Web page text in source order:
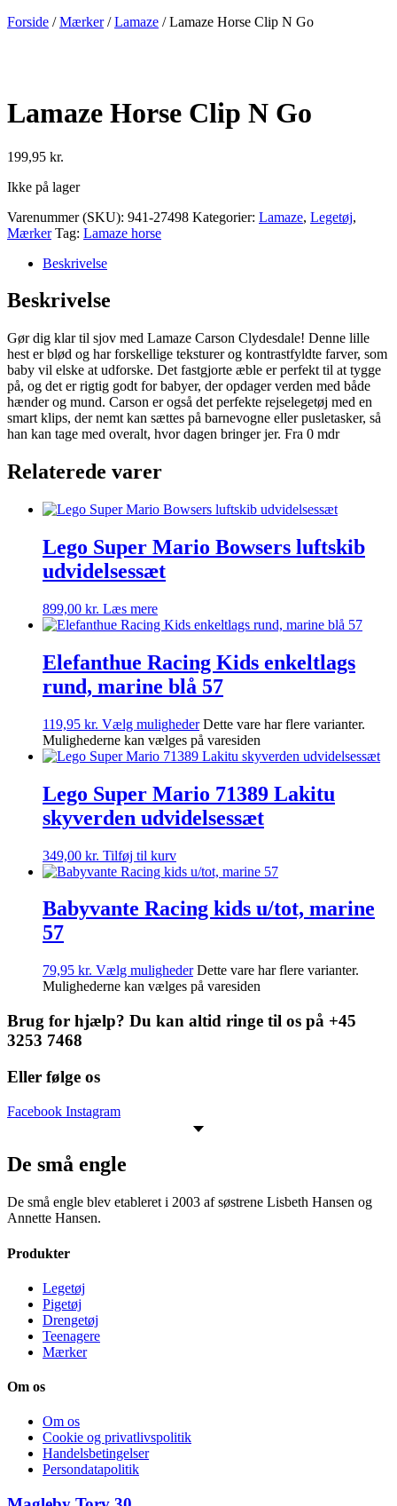
Forside /Mærker/Lamaze / Lamaze Horse Clip N Go
Lamaze Horse Clip N Go
199,95 kr.
Ikke på lager
Varenummer (SKU): 941-27498 Kategorier: Lamaze, Legetøj,
Mærker Tag: Lamaze horse
Beskrivelse
Beskrivelse
Gør dig klar til sjov med Lamaze Carson Clydesdale! Denne lille
hest er blød og har forskellige teksturer og kontrastfyldte farver, som
baby vil elske at udforske. Det fastgjorte æble er perfekt til at tygge
på, og det er rigtig godt for babyer, der opdager verden med både
hænder og mund. Carson er også det perfekte rejselegetøj med en
smart klips, der nemt kan sættes på barnevogne eller pusletasker, så
han kan tage med overalt, hvor dagen bringer jer. Fra 0 mdr
Relaterede varer
Lego Super Mario Bowsers luftskib
udvidelsessæt
899,00 kr. Læs mere
Elefanthue Racing Kids enkeltlags
rund, marine blå 57
119,95 kr. Vælg muligheder Dette vare har flere varianter.
Mulighederne kan vælges på varesiden
Lego Super Mario 71389 Lakitu
skyverden udvidelsessæt
349,00 kr. Tilføj til kurv
Babyvante Racing kids u/tot, marine
57
79,95 kr. Vælg muligheder Dette vare har flere varianter.
Mulighederne kan vælges på varesiden
Brug for hjælp? Du kan altid ringe til os på +45
3253 7468
Eller følge os
Facebook Instagram
De små engle
De små engle blev etableret i 2003 af søstrene Lisbeth Hansen og
Annette Hansen.
Produkter
Legetøj
Pigetøj
Drengetøj
Teenagere
Mærker
Om os
Om os
Cookie og privatlivspolitik
Handelsbetingelser
Persondatapolitik